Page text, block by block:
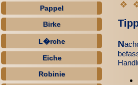
Pappel
Birke
L�rche
Eiche
Robinie
N